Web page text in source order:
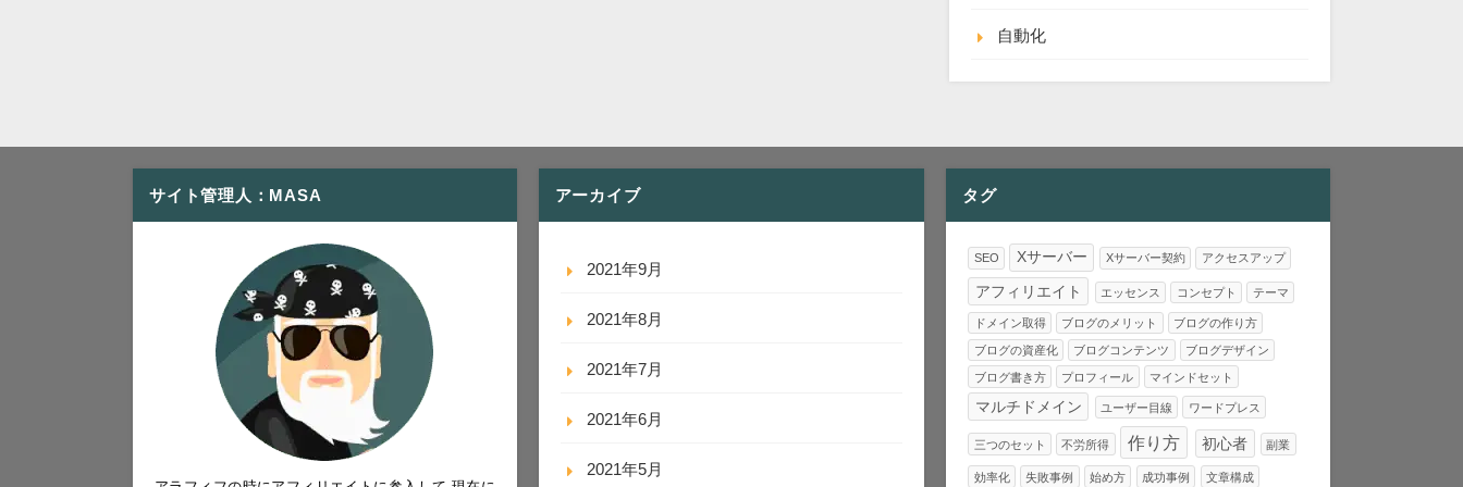
自動化
サイト管理人：MASA アーカイブ
2021年9月
2021年8月
2021年7月
2021年6月
2021年5月
タグ
SEO Xサーバー Xサーバー契約 アクセスアップ
アフィリエイト エッセンス コンセプト テーマ
ドメイン取得 ブログのメリット ブログの作り方
ブログの資産化 ブログコンテンツ ブログデザイン
ブログ書き方 プロフィール マインドセット
マルチドメイン ユーザー目線 ワードプレス
三つのセット 不労所得 作り方 初心者 副業
効率化 失敗事例 始め方 成功事例 文章構成